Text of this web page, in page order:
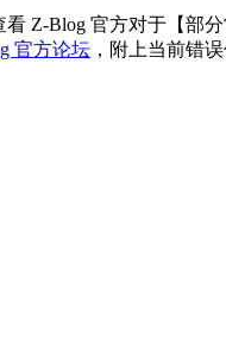
看 Z-Blog 官方对于【部
官方论坛 ，附上当前错